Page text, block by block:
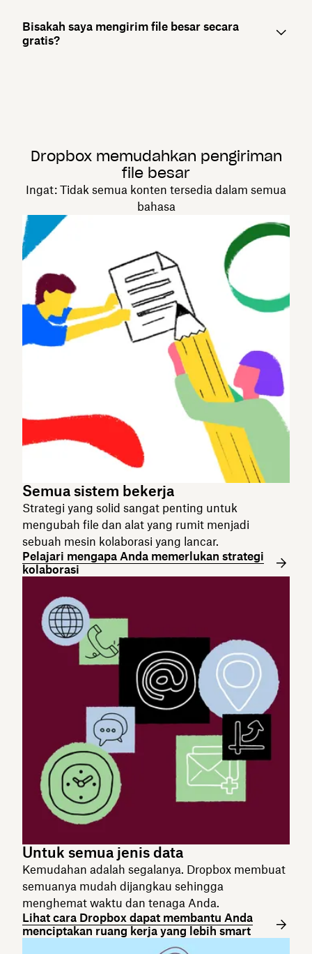
Bisakah saya mengirim file besar secara
gratis?
Dropbox memudahkan pengiriman
file besar
Ingat: Tidak semua konten tersedia dalam semua
bahasa
Semua sistem bekerja
Strategi yang solid sangat penting untuk
mengubah file dan alat yang rumit menjadi
sebuah mesin kolaborasi yang lancar.
Pelajari mengapa Anda memerlukan strategi
kolaborasi
Untuk semua jenis data
Kemudahan adalah segalanya. Dropbox membuat
semuanya mudah dijangkau sehingga
menghemat waktu dan tenaga Anda.
Lihat cara Dropbox dapat membantu Anda
menciptakan ruang kerja yang lebih smart